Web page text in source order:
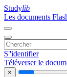
Studylib
Les documents
S''identifier
Téléverser le
×